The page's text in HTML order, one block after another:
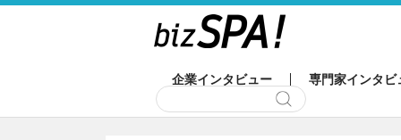
企業インタビュー 専門家インタビ